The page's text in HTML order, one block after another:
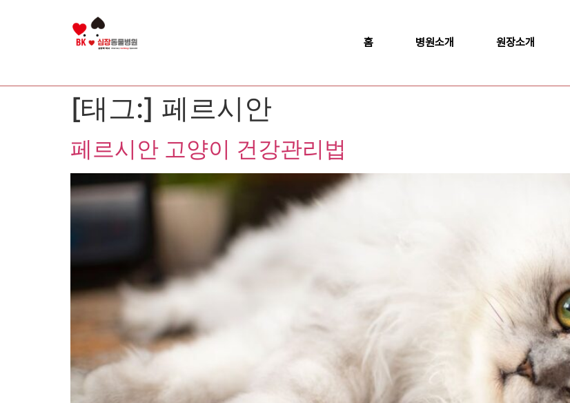
홈 병원소개 원장소개
[태그:] 페르시안
페르시안 고양이 건강관리법